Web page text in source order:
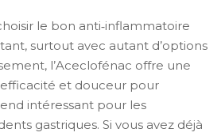
le bon anti‑inflammatoire
surtout avec autant d’options
l’Aceclofénac offre une
et douceur pour
intéressant pour les
gastriques. Si vous avez déjà